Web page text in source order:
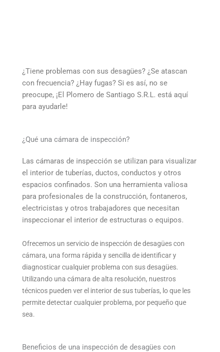
¿Tiene problemas con sus desagües? ¿Se atascan
con frecuencia? ¿Hay fugas? Si es así, no se
preocupe, ¡El Plomero de Santiago S.R.L. está aquí
para ayudarle!
¿Qué una cámara de inspección?
Las cámaras de inspección se utilizan para visualizar
el interior de tuberías, ductos, conductos y otros
espacios confinados. Son una herramienta valiosa
para profesionales de la construcción, fontaneros,
electricistas y otros trabajadores que necesitan
inspeccionar el interior de estructuras o equipos.
Ofrecemos un servicio de inspección de desagües con
cámara, una forma rápida y sencilla de identificar y
diagnosticar cualquier problema con sus desagües.
Utilizando una cámara de alta resolución, nuestros
técnicos pueden ver el interior de sus tuberías, lo que les
permite detectar cualquier problema, por pequeño que
sea.
Beneficios de una inspección de desagües con